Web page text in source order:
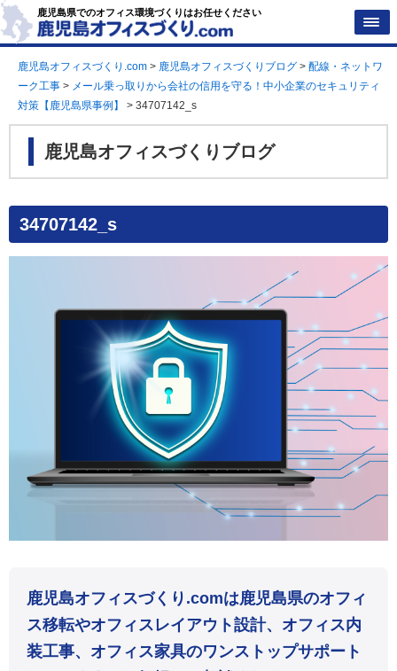
鹿児島県でのオフィス環境づくりはお任せください
鹿児島オフィスづくり.com > 鹿児島オフィスづくりブログ > 配線・ネットワ
ーク工事 > メール乗っ取りから会社の信用を守る！中小企業のセキュリティ
対策【鹿児島県事例】
> 34707142_s
鹿児島オフィスづくりブログ
34707142_s
鹿児島オフィスづくり.comは鹿児島県のオフィ
ス移転やオフィスレイアウト設計、オフィス内
装工事、オフィス家具のワンストップサポート